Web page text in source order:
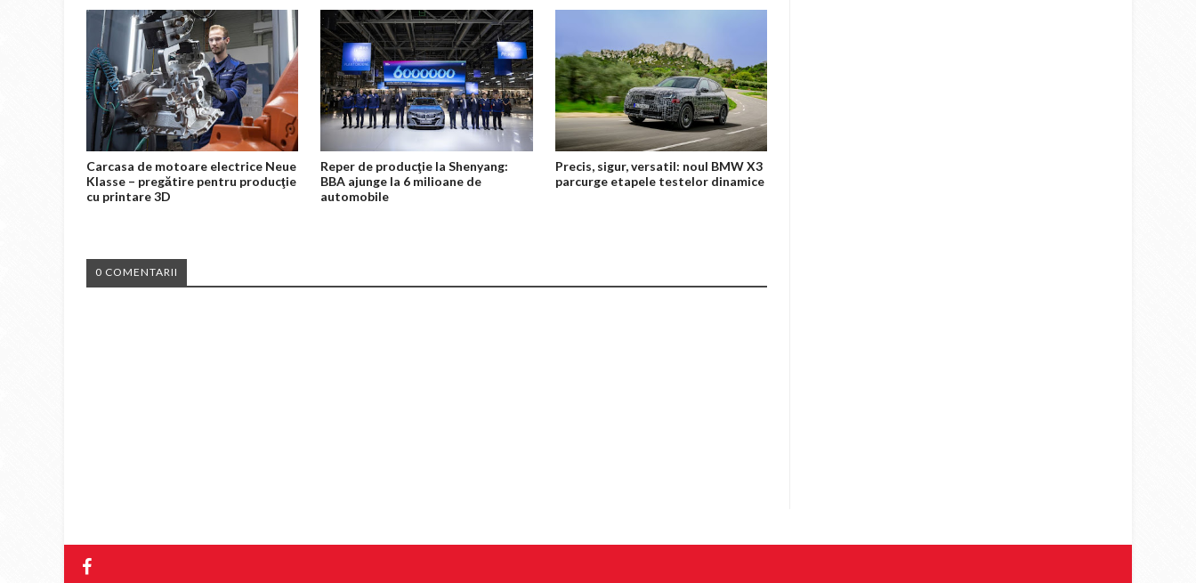
Carcasa de motoare electrice Neue
Klasse – pregătire pentru producţie
cu printare 3D
Reper de producţie la Shenyang:
BBA ajunge la 6 milioane de
automobile
Precis, sigur, versatil: noul BMW X3
parcurge etapele testelor dinamice
0 COMENTARII